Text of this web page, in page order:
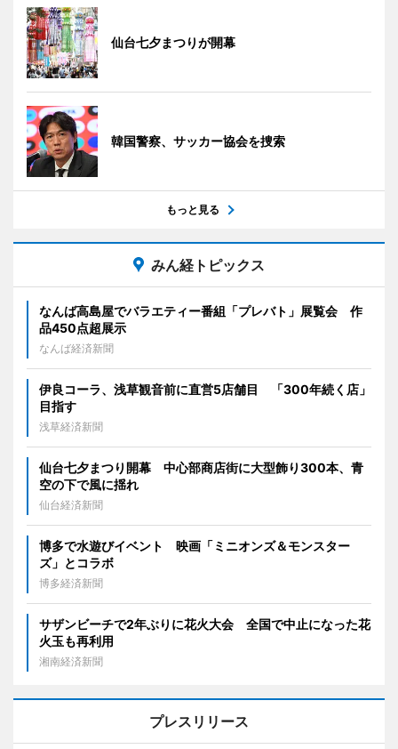
仙台七夕まつりが開幕
韓国警察、サッカー協会を捜索
もっと見る
みん経トピックス
なんば高島屋でバラエティー番組「プレバト」展覧会 作
品450点超展示
なんば経済新聞
伊良コーラ、浅草観音前に直営5店舗目 「300年続く店」
目指す
浅草経済新聞
仙台七夕まつり開幕 中心部商店街に大型飾り300本、青
空の下で風に揺れ
仙台経済新聞
博多で水遊びイベント 映画「ミニオンズ＆モンスター
ズ」とコラボ
博多経済新聞
サザンビーチで2年ぶりに花火大会 全国で中止になった花
火玉も再利用
湘南経済新聞
プレスリリース